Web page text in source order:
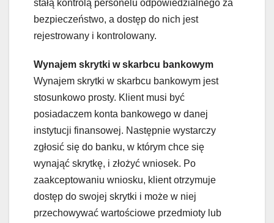
stałą kontrolą personelu odpowiedzialnego za
bezpieczeństwo, a dostęp do nich jest
rejestrowany i kontrolowany.
Wynajem skrytki w skarbcu bankowym
Wynajem skrytki w skarbcu bankowym jest
stosunkowo prosty. Klient musi być
posiadaczem konta bankowego w danej
instytucji finansowej. Następnie wystarczy
zgłosić się do banku, w którym chce się
wynająć skrytkę, i złożyć wniosek. Po
zaakceptowaniu wniosku, klient otrzymuje
dostęp do swojej skrytki i może w niej
przechowywać wartościowe przedmioty lub